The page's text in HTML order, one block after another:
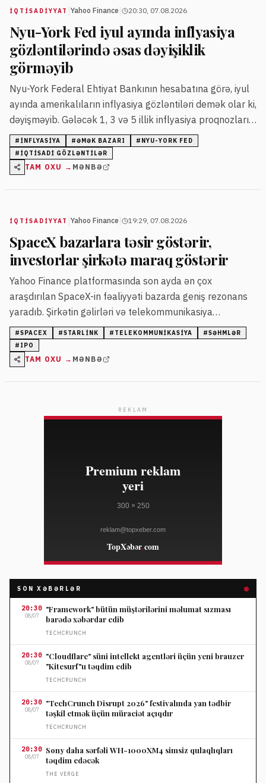
İQTISADIYYAT Yahoo Finance 20:30, 07.08.2026
Nyu-York Fed iyul ayında inflyasiya
gözləntilərində əsas dəyişiklik
görməyib
Nyu-York Federal Ehtiyat Bankının hesabatına görə, iyul
ayında amerikalıların inflyasiya gözləntiləri demək olar ki,
dəyişməyib. Gələcək 1, 3 və 5 illik inflyasiya proqnozları
sabit qalıb, ev təsərrüfatları isə maliyyə vəziyyətlərinə
dair qiymətləndirmələrini yaxşılaşdırıb.
# INFLYASIYA #ƏMƏK BAZARI # NYU-YORK FED
# IQTISADI GÖZLƏNTILƏR
TAM OXU → MƏNBƏ
İQTISADIYYAT Yahoo Finance 19:29, 07.08.2026
SpaceX bazarlara təsir göstərir,
investorlar şirkətə maraq göstərir
Yahoo Finance platformasında son ayda ən çox
araşdırılan SpaceX-in fəaliyyəti bazarda geniş rezonans
yaradıb. Şirkətin gəlirləri və telekommunikasiya
sektorundakı təsiri diqqət çəkir.
#SPACEX #STARLINK # TELEKOMMUNIKASIYA #SƏHMLƏR
# IPO
TAM OXU → MƏNBƏ
REKLAM
SON XƏBƏRLƏR
20:30
08/07
"Framework" bütün müştərilərini məlumat sızması
barədə xəbərdar edib
TECHCRUNCH
20:30
08/07
"Cloudflare" süni intellekt agentləri üçün yeni brauzer
"Kitesurf"u təqdim edib
TECHCRUNCH
20:30
08/07
"TechCrunch Disrupt 2026" festivalında yan tədbir
təşkil etmək üçün müraciət açıqdır
TECHCRUNCH
20:30
08/07
Sony daha sərfəli WH-1000XM4 simsiz qulaqlıqları
təqdim edəcək
THE VERGE